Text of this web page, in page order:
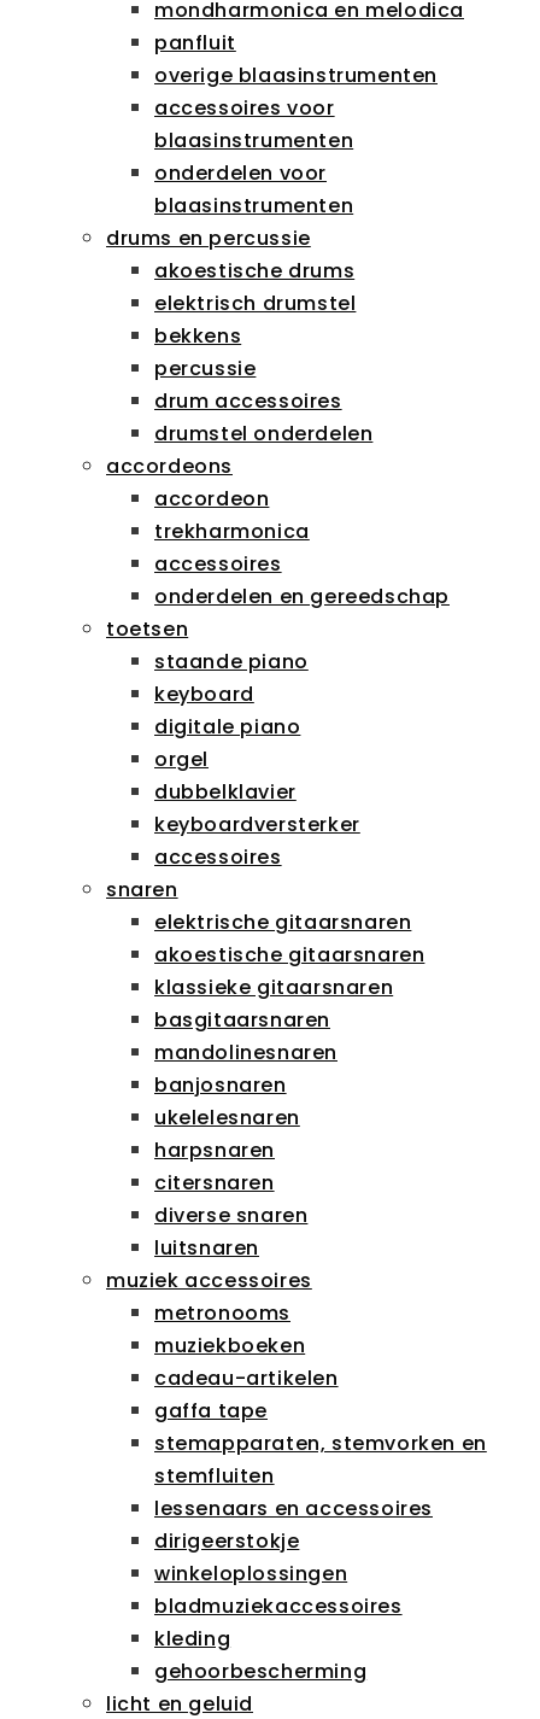
mondharmonica en melodica
panfluit
overige blaasinstrumenten
accessoires voor
blaasinstrumenten
onderdelen voor
blaasinstrumenten
drums en percussie
akoestische drums
elektrisch drumstel
bekkens
percussie
drum accessoires
drumstel onderdelen
accordeons
accordeon
trekharmonica
accessoires
onderdelen en gereedschap
toetsen
staande piano
keyboard
digitale piano
orgel
dubbelklavier
keyboardversterker
accessoires
snaren
elektrische gitaarsnaren
akoestische gitaarsnaren
klassieke gitaarsnaren
basgitaarsnaren
mandolinesnaren
banjosnaren
ukelelesnaren
harpsnaren
citersnaren
diverse snaren
luitsnaren
muziek accessoires
metronooms
muziekboeken
cadeau-artikelen
gaffa tape
stemapparaten, stemvorken en
stemfluiten
lessenaars en accessoires
dirigeerstokje
winkeloplossingen
bladmuziekaccessoires
kleding
gehoorbescherming
licht en geluid